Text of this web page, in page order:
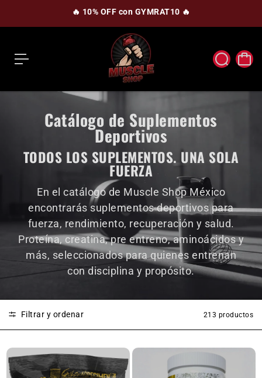
n
d
🔥 10% OFF con GYMRAT10 🔥
Catálogo de Suplementos
Deportivos
TODOS LOS SUPLEMENTOS. UNA SOLA
FUERZA
En el catálogo de Muscle Shop México
encontrarás suplementos deportivos para
fuerza, rendimiento, recuperación y salud.
Proteína, creatina, pre entreno, aminoácidos y
más, seleccionados para quienes entrenan
con disciplina y propósito.
Filtrar y ordenar 213 productos